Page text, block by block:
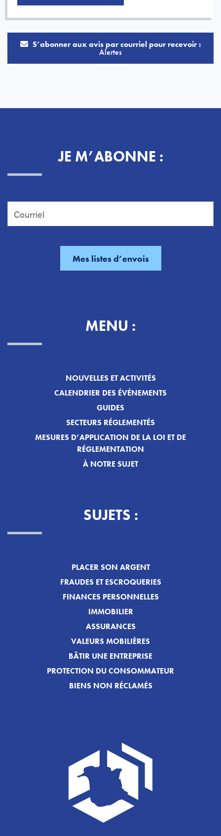
S’abonner aux avis par courriel pour recevoir :
Alertes
JE M’ABONNE :
MENU :
NOUVELLES ET ACTIVITÉS
CALENDRIER DES ÉVÉNEMENTS
GUIDES
SECTEURS RÉGLEMENTÉS
MESURES D’APPLICATION DE LA LOI ET DE
RÉGLEMENTATION
À NOTRE SUJET
SUJETS :
PLACER SON ARGENT
FRAUDES ET ESCROQUERIES
FINANCES PERSONNELLES
IMMOBILIER
ASSURANCES
VALEURS MOBILIÈRES
BÂTIR UNE ENTREPRISE
PROTECTION DU CONSOMMATEUR
BIENS NON RÉCLAMÉS